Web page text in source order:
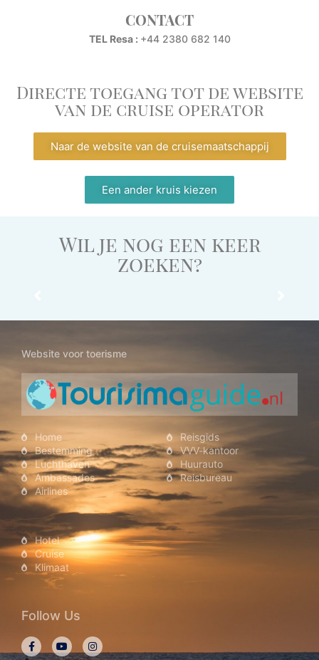
CONTACT
TEL Resa : +44 2380 682 140
Directe toegang tot de website
van de cruise operator
Naar de website van de cruisemaatschappij
Een ander kruis kiezen
Wil je nog een keer
zoeken?
Website voor toerisme
Home
Bestemming
Luchthaven
Ambassades
Airlines
Reisgids
VVV-kantoor
Huurauto
Reisbureau
Hotel
Cruise
Klimaat
Follow Us